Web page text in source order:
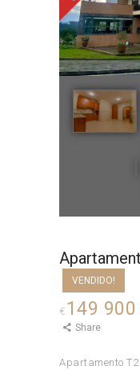
VENDIDO!
€ 149 900
Share
Apartamento